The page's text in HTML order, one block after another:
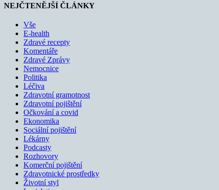
NEJČTENĚJŠÍ ČLÁNKY
Vše
E-health
Zdravé recepty
Komentáře
Zdravé Zprávy
Nemocnice
Politika
Léčiva
Zdravotní gramotnost
Zdravotní pojištění
Očkování a covid
Ekonomika
Sociální pojištění
Lékárny
Podcasty
Rozhovory
Komerční pojištění
Zdravotnické prostředky
Životní styl